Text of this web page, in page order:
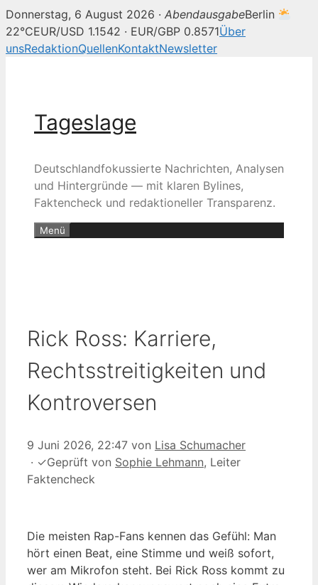
Donnerstag, 6 August 2026 · AbendausgabeBerlin
22°CEUR/USD 1.1542 · EUR/GBP 0.8571Über
unsRedaktionQuellenKontaktNewsletter
Tageslage
Deutschlandfokussierte Nachrichten, Analysen
und Hintergründe — mit klaren Bylines,
Faktencheck und redaktioneller Transparenz.
Menü
Rick Ross: Karriere,
Rechtsstreitigkeiten und
Kontroversen
9 Juni 2026, 22:47 von Lisa Schumacher
· ✓Geprüft von Sophie Lehmann, Leiter
Faktencheck
Die meisten Rap-Fans kennen das Gefühl: Man
hört einen Beat, eine Stimme und weiß sofort,
wer am Mikrofon steht. Bei Rick Ross kommt zu